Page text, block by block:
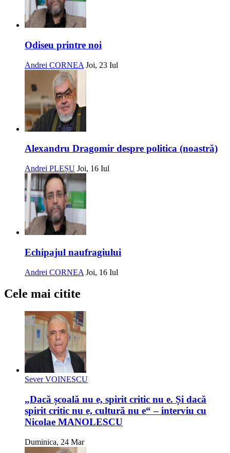
Odiseu printre noi
Andrei CORNEA Joi, 23 Iul
Alexandru Dragomir despre politica (noastră)
Andrei PLEȘU Joi, 16 Iul
Echipajul naufragiului
Andrei CORNEA Joi, 16 Iul
Cele mai citite
Sever VOINESCU
„Dacă școală nu e, spirit critic nu e. Și dacă
spirit critic nu e, cultură nu e“ – interviu cu
Nicolae MANOLESCU
Duminica, 24 Mar